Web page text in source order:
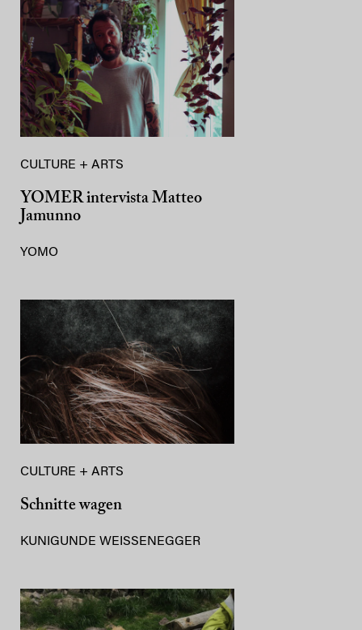
CULTURE + ARTS
YOMER intervista Matteo
Jamunno
YOMO
CULTURE + ARTS
Schnitte wagen
KUNIGUNDE WEISSENEGGER